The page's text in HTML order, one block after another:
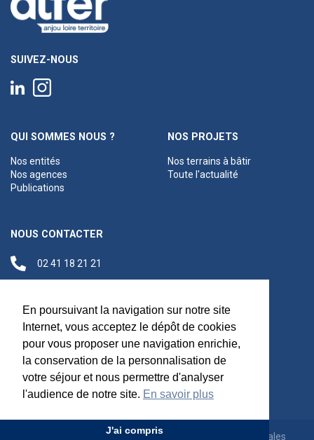
En poursuivant la navigation sur notre site
Internet, vous acceptez le dépôt de cookies
pour vous proposer une navigation enrichie,
la conservation de la personnalisation de
votre séjour et nous permettre d'analyser
l'audience de notre site. En savoir plus
J'ai compris
SUIVEZ-NOUS
QUI SOMMES NOUS ?
Nos entités
Nos agences
Publications
NOS PROJETS
Nos terrains à bâtir
Toute l'actualité
NOUS CONTACTER
02 41 18 21 21
Siège social
Maréchal Foch,
49100 Angers
Rejoignez-nous Mentions légales